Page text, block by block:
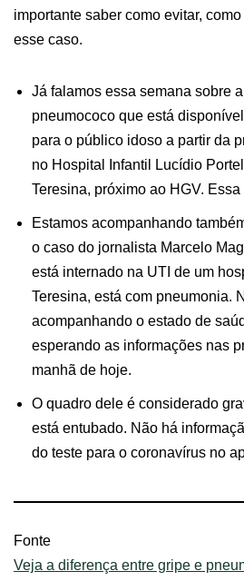
importante saber como evitar,
esse caso.
Já falamos essa semana sobre
pneumococo que está
para o público idoso a partir da
no Hospital Infantil Lucídio
Teresina, próximo ao HGV.
Estamos acompanhando
o caso do jornalista Marcelo
está internado na UTI de um
Teresina, está com pneumonia.
acompanhando o estado de
esperando as informações nas
manhã de hoje.
O quadro dele é considerado
está entubado. Não há
do teste para o coronavírus no
Fonte
Veja a diferença entre gripe e